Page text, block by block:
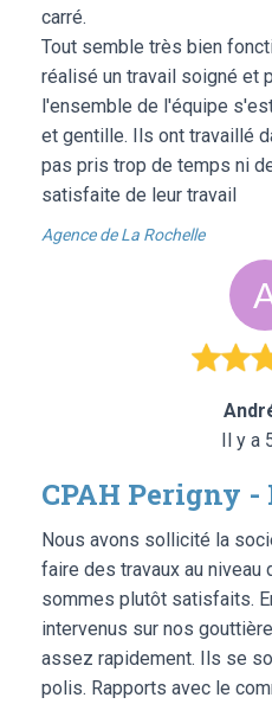
carré.
Tout semble très bien
réalisé un travail soigné et
l'ensemble de l'équipe
et gentille. Ils ont travaillé
pas pris trop de temps ni
satisfaite de leur travail
Agence de La Rochelle
Il y a
CPAH Perigny -
Nous avons sollicité la
faire des travaux au niveau
sommes plutôt satisfaits.
intervenus sur nos
assez rapidement. Ils se
polis. Rapports avec le